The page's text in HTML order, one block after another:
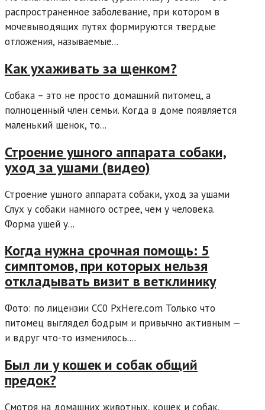
распространенное заболевание, при котором в
мочевыводящих путях формируются твердые
отложения, называемые...
Как ухаживать за щенком?
Собака – это не просто домашний питомец, а
полноценный член семьи. Когда в доме появляется
маленький щенок, то...
Строение ушного аппарата собаки,
уход за ушами (видео)
Строение ушного аппарата собаки, уход за ушами
Слух у собаки намного острее, чем у человека.
Форма ушей у...
Когда нужна срочная помощь: 5
симптомов, при которых нельзя
откладывать визит в ветклинику
Фото: по лицензии CC0 PxHere.com Только что
питомец выглядел бодрым и привычно активным —
и вдруг что-то изменилось....
Был ли у кошек и собак общий
предок?
Смотря на домашних животных, кошек и собак,